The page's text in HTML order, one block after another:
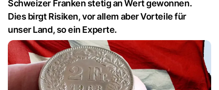
Schweizer Franken stetig an Wert gewonnen.
Dies birgt Risiken, vor allem aber Vorteile für
unser Land, so ein Experte.